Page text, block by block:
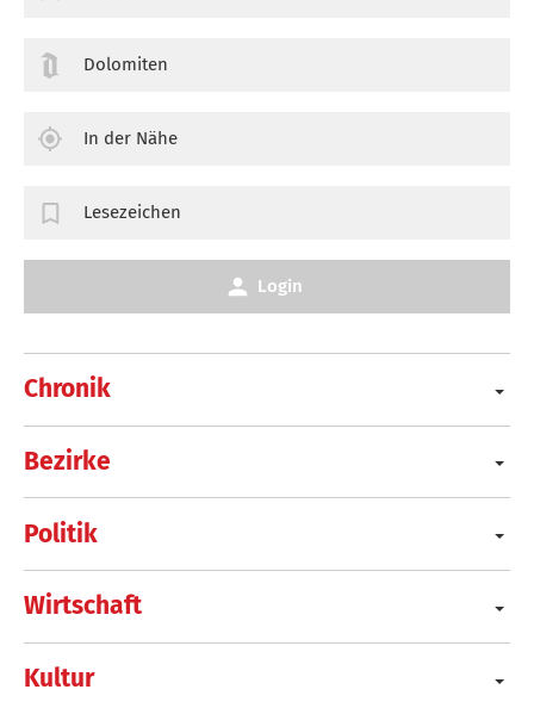
Chronik
Bezirke
Politik
Wirtschaft
Kultur
Dolomiten
In der Nähe
Lesezeichen
Login